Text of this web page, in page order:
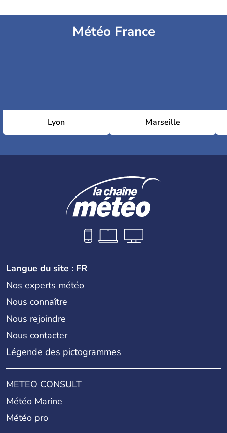
Météo France
Lyon Marseille
Langue du site : FR
Nos experts météo
Nous connaître
Nous rejoindre
Nous contacter
Légende des pictogrammes
METEO CONSULT
Météo Marine
Météo pro